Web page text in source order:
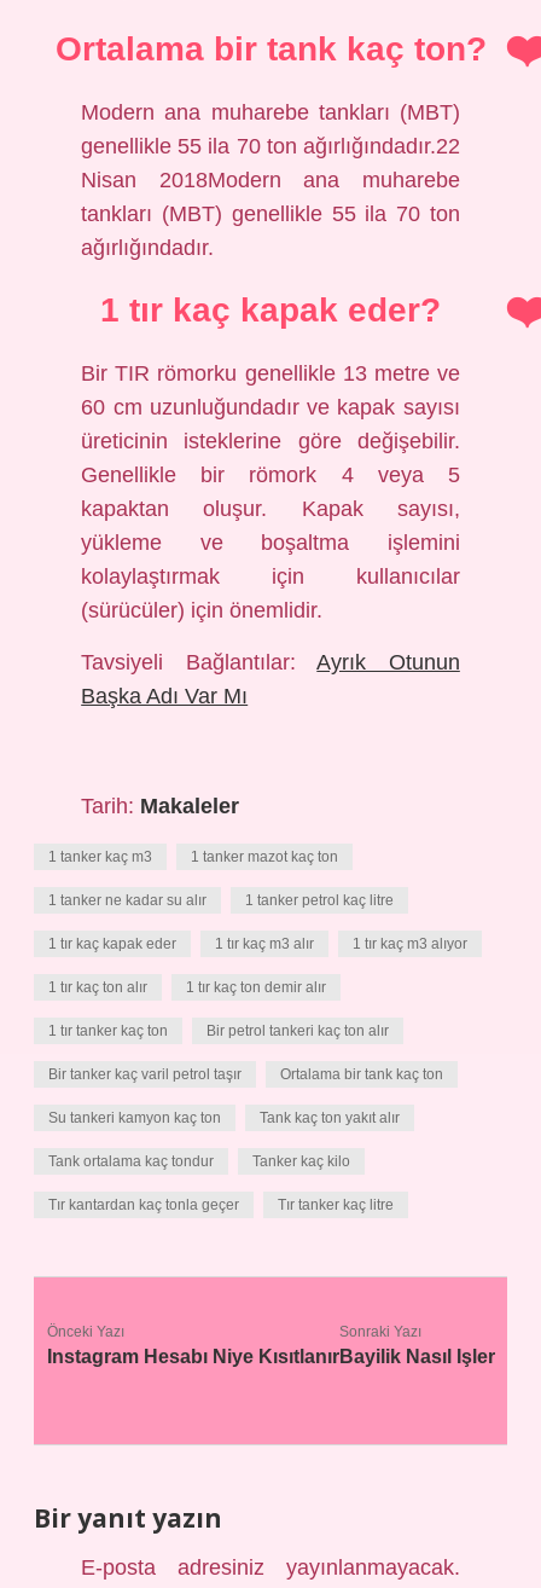
Ortalama bir tank kaç ton?
Modern ana muharebe tankları (MBT)
genellikle 55 ila 70 ton ağırlığındadır.22
Nisan 2018Modern ana muharebe
tankları (MBT) genellikle 55 ila 70 ton
ağırlığındadır.
1 tır kaç kapak eder?
Bir TIR römorku genellikle 13 metre ve
60 cm uzunluğundadır ve kapak sayısı
üreticinin isteklerine göre değişebilir.
Genellikle bir römork 4 veya 5
kapaktan oluşur. Kapak sayısı,
yükleme ve boşaltma işlemini
kolaylaştırmak için kullanıcılar
(sürücüler) için önemlidir.
Tavsiyeli Bağlantılar:Ayrık Otunun
Başka Adı Var Mı
Tarih: Makaleler
1 tanker kaç m3 1 tanker mazot kaç ton
1 tanker ne kadar su alır 1 tanker petrol kaç litre
1 tır kaç kapak eder 1 tır kaç m3 alır 1 tır kaç m3 alıyor
1 tır kaç ton alır 1 tır kaç ton demir alır
1 tır tanker kaç ton Bir petrol tankeri kaç ton alır
Bir tanker kaç varil petrol taşır Ortalama bir tank kaç ton
Su tankeri kamyon kaç ton Tank kaç ton yakıt alır
Tank ortalama kaç tondur Tanker kaç kilo
Tır kantardan kaç tonla geçer Tır tanker kaç litre
Önceki Yazı
Instagram Hesabı Niye Kısıtlanır
Sonraki Yazı
Bayilik Nasıl Işler
Bir yanıt yazın
E-posta adresiniz yayınlanmayacak.